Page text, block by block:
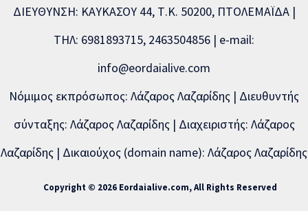
ΔΙΕΥΘΥΝΣΗ: ΚΑΥΚΑΣΟΥ 44, Τ.Κ. 50200, ΠΤΟΛΕΜΑΪΔΑ |
ΤΗΛ: 6981893715, 2463504856 | e-mail:
info@eordaialive.com
Νόμιμος εκπρόσωπος: Λάζαρος Λαζαρίδης | Διευθυντής
σύνταξης: Λάζαρος Λαζαρίδης | Διαχειριστής: Λάζαρος
Λαζαρίδης | Δικαιούχος (domain name): Λάζαρος Λαζαρίδης
Copyright © 2026 Eordaialive.com, All Rights Reserved